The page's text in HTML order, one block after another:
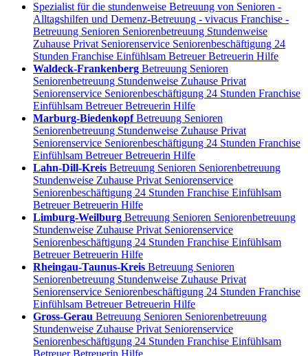
Spezialist für die stundenweise Betreuung von Senioren -
Alltagshilfen und Demenz-Betreuung - vivacus Franchise -
Betreuung Senioren Seniorenbetreuung Stundenweise
Zuhause Privat Seniorenservice Seniorenbeschäftigung 24
Stunden Franchise Einfühlsam Betreuer Betreuerin Hilfe
Waldeck-Frankenberg Betreuung Senioren
Seniorenbetreuung Stundenweise Zuhause Privat
Seniorenservice Seniorenbeschäftigung 24 Stunden Franchise
Einfühlsam Betreuer Betreuerin Hilfe
Marburg-BiedenkopfBetreuung Senioren
Seniorenbetreuung Stundenweise Zuhause Privat
Seniorenservice Seniorenbeschäftigung 24 Stunden Franchise
Einfühlsam Betreuer Betreuerin Hilfe
Lahn-Dill-Kreis Betreuung Senioren Seniorenbetreuung
Stundenweise Zuhause Privat Seniorenservice
Seniorenbeschäftigung 24 Stunden Franchise Einfühlsam
Betreuer Betreuerin Hilfe
Limburg-Weilburg Betreuung Senioren Seniorenbetreuung
Stundenweise Zuhause Privat Seniorenservice
Seniorenbeschäftigung 24 Stunden Franchise Einfühlsam
Betreuer Betreuerin Hilfe
Rheingau-Taunus-Kreis Betreuung Senioren
Seniorenbetreuung Stundenweise Zuhause Privat
Seniorenservice Seniorenbeschäftigung 24 Stunden Franchise
Einfühlsam Betreuer Betreuerin Hilfe
Gross-Gerau Betreuung Senioren Seniorenbetreuung
Stundenweise Zuhause Privat Seniorenservice
Seniorenbeschäftigung 24 Stunden Franchise Einfühlsam
Betreuer Betreuerin Hilfe